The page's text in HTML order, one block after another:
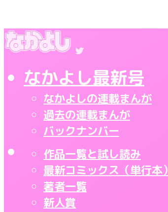
なかよし最新号
なかよしの連載まんが
過去の連載まんが
バックナンバー
作品一覧と試し読み
最新コミックス（単行本）
著者一覧
新人賞